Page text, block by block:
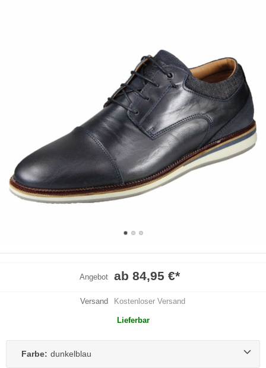
Angebot ab 84,95 €*
Versand Kostenloser Versand
Lieferbar
Farbe: dunkelblau